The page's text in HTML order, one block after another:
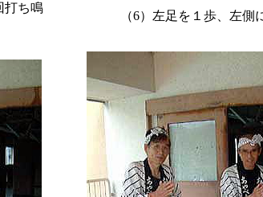
打ち鳴
（6）左足を１歩、左側